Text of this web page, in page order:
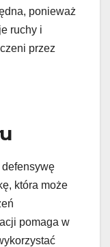
ponieważ
ruchy i
przez
defensywę
która może
pomaga w